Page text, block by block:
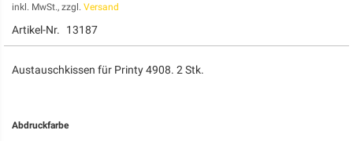
springen
inkl. MwSt., zzgl. Versand
Artikel-Nr. 13187
Austauschkissen für Printy 4908. 2 Stk.
Abdruckfarbe